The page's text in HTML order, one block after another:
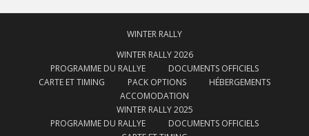
WINTER RALLY
WINTER RALLY 2026
PROGRAMME DU RALLYE
DOCUMENTS OFFICIELS
CARTE ET TIMING
PACK OPTIONS
HÉBERGEMENTS
ACCOMODATION
WINTER RALLY 2025
PROGRAMME DU RALLYE
DOCUMENTS OFFICIELS